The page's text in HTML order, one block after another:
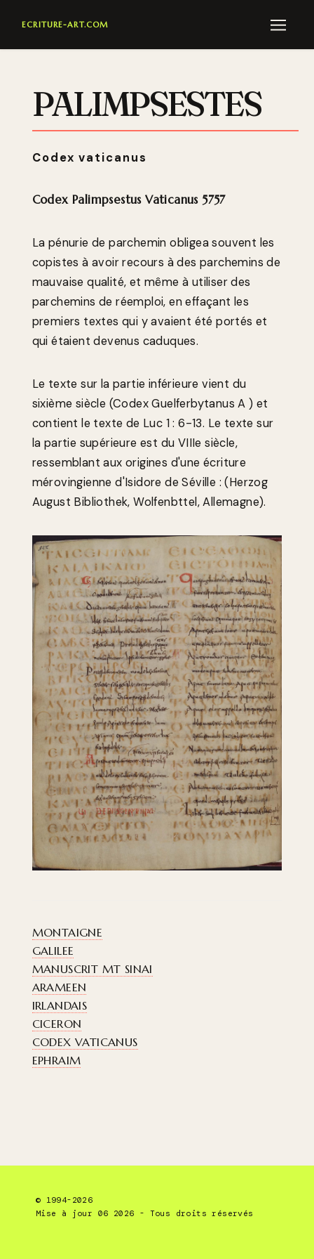
ECRITURE-ART.COM
PALIMPSESTES
Codex vaticanus
Codex Palimpsestus Vaticanus 5757
La pénurie de parchemin obligea souvent les
copistes à avoir recours à des parchemins de
mauvaise qualité, et même à utiliser des
parchemins de réemploi, en effaçant les
premiers textes qui y avaient été portés et
qui étaient devenus caduques.
Le texte sur la partie inférieure vient du
sixième siècle (Codex Guelferbytanus A ) et
contient le texte de Luc 1 : 6-13. Le texte sur
la partie supérieure est du VIIIe siècle,
ressemblant aux origines d'une écriture
mérovingienne d'Isidore de Séville : (Herzog
August Bibliothek, Wolfenbttel, Allemagne).
MONTAIGNE
GALILEE
MANUSCRIT MT SINAI
ARAMEEN
IRLANDAIS
CICERON
CODEX VATICANUS
EPHRAIM
© 1994-2026
Mise à jour 06 2026 - Tous droits réservés